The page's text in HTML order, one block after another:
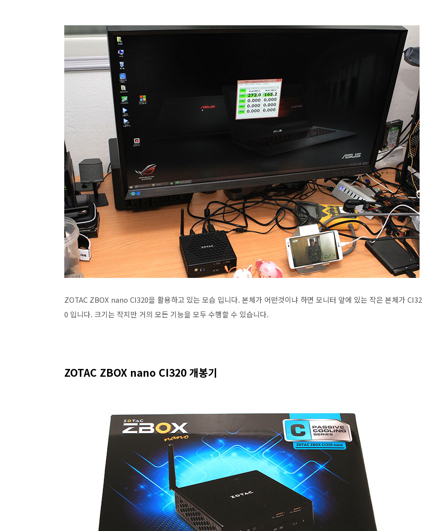
ZOTAC ZBOX nano CI320을 활용하고 있는 모습 입니다. 본체가 어떤것이냐 하면 모니터 앞에 있는 작은 본체가 CI32
0 입니다. 크기는 작지만 거의 모든 기능을 모두 수행할 수 있습니다.
ZOTAC ZBOX nano CI320 개봉기